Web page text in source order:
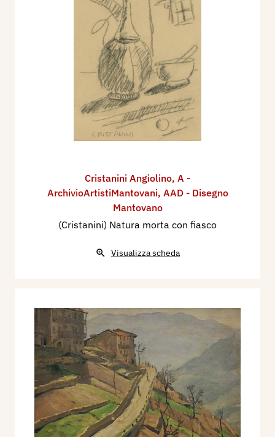
Cristanini Angiolino, A -
ArchivioArtistiMantovani, AAD - Disegno
Mantovano
(Cristanini) Natura morta con fiasco
Visualizza scheda